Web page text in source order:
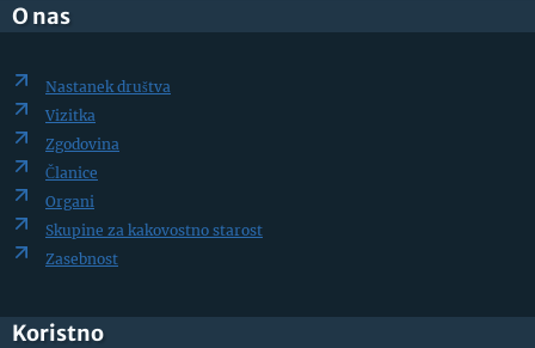
O nas
Nastanek društva
Vizitka
Zgodovina
Članice
Organi
Skupine za kakovostno starost
Zasebnost
Koristno